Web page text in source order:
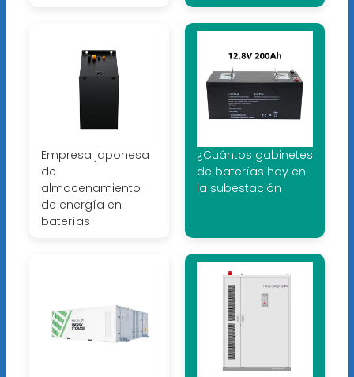
Empresa japonesa
de
almacenamiento
de energía en
baterías
¿Cuántos gabinetes
de baterías hay en
la subestación